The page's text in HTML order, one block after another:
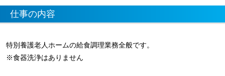
仕事の内容
特別養護老人ホームの給食調理業務全般です。
※食器洗浄はありません